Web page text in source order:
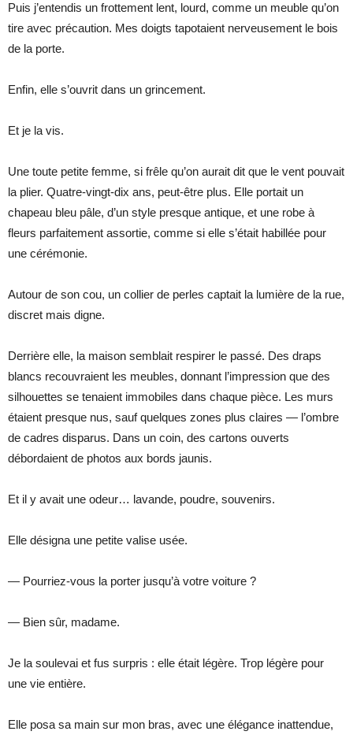
Puis j’entendis un frottement lent, lourd, comme un meuble qu’on
tire avec précaution. Mes doigts tapotaient nerveusement le bois
de la porte.
Enfin, elle s’ouvrit dans un grincement.
Et je la vis.
Une toute petite femme, si frêle qu’on aurait dit que le vent pouvait
la plier. Quatre-vingt-dix ans, peut-être plus. Elle portait un
chapeau bleu pâle, d’un style presque antique, et une robe à
fleurs parfaitement assortie, comme si elle s’était habillée pour
une cérémonie.
Autour de son cou, un collier de perles captait la lumière de la rue,
discret mais digne.
Derrière elle, la maison semblait respirer le passé. Des draps
blancs recouvraient les meubles, donnant l’impression que des
silhouettes se tenaient immobiles dans chaque pièce. Les murs
étaient presque nus, sauf quelques zones plus claires — l’ombre
de cadres disparus. Dans un coin, des cartons ouverts
débordaient de photos aux bords jaunis.
Et il y avait une odeur… lavande, poudre, souvenirs.
Elle désigna une petite valise usée.
— Pourriez-vous la porter jusqu’à votre voiture ?
— Bien sûr, madame.
Je la soulevai et fus surpris : elle était légère. Trop légère pour
une vie entière.
Elle posa sa main sur mon bras, avec une élégance inattendue,